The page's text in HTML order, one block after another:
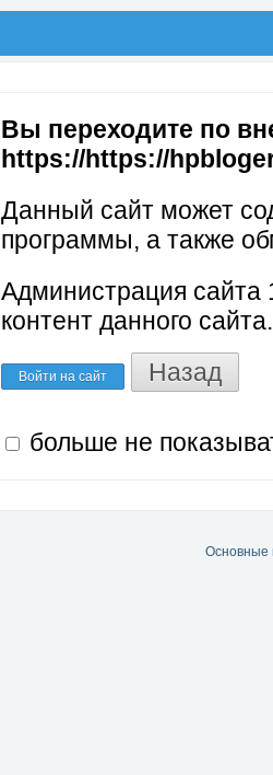
Вы переходите по
https://https://
Данный сайт может
программы, а также
Администрация сайта
контент данного сайта.
Войти на сайт Назад
больше не
Основные